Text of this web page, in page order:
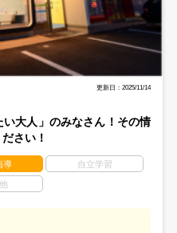
更新日：2025/11/14
大人」のみなさん！その情
さい！
導 自立学習